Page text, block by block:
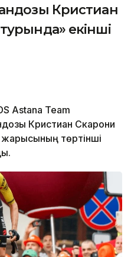
Кристиан
екінші
Astana Team
Кристиан Скарони
төртінші